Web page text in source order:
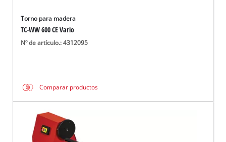
Torno para madera
TC-WW 600 CE Vario
Nº de artículo.: 4312095
Comparar productos